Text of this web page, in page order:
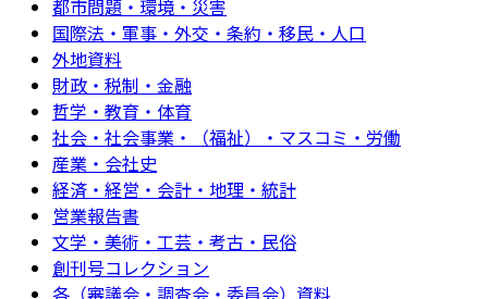
都市問題・環境・災害
国際法・軍事・外交・条約・移民・人口
外地資料
財政・税制・金融
哲学・教育・体育
社会・社会事業・（福祉）・マスコミ・労働
産業・会社史
経済・経営・会計・地理・統計
営業報告書
文学・美術・工芸・考古・民俗
創刊号コレクション